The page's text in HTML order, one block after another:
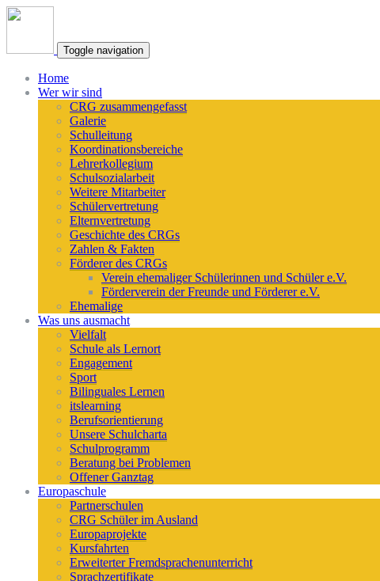
Toggle navigation
Home
Wer wir sind
CRG zusammengefasst
Galerie
Schulleitung
Koordinationsbereiche
Lehrerkollegium
Schulsozialarbeit
Weitere Mitarbeiter
Schülervertretung
Elternvertretung
Geschichte des CRGs
Zahlen & Fakten
Förderer des CRGs
Verein ehemaliger Schülerinnen und Schüler e.V.
Förderverein der Freunde und Förderer e.V.
Ehemalige
Was uns ausmacht
Vielfalt
Schule als Lernort
Engagement
Sport
Bilinguales Lernen
itslearning
Berufsorientierung
Unsere Schulcharta
Schulprogramm
Beratung bei Problemen
Offener Ganztag
Europaschule
Partnerschulen
CRG Schüler im Ausland
Europaprojekte
Kursfahrten
Erweiterter Fremdsprachenunterricht
Sprachzertifikate